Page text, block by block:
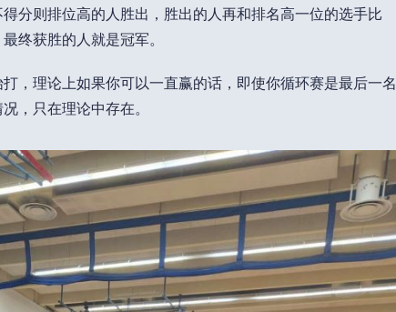
分则排位高的人胜出，胜出的人再和排名高一位的选手比
终获胜的人就是冠军。
，理论上如果你可以一直赢的话，即使你循环赛是最后一名
，只在理论中存在。